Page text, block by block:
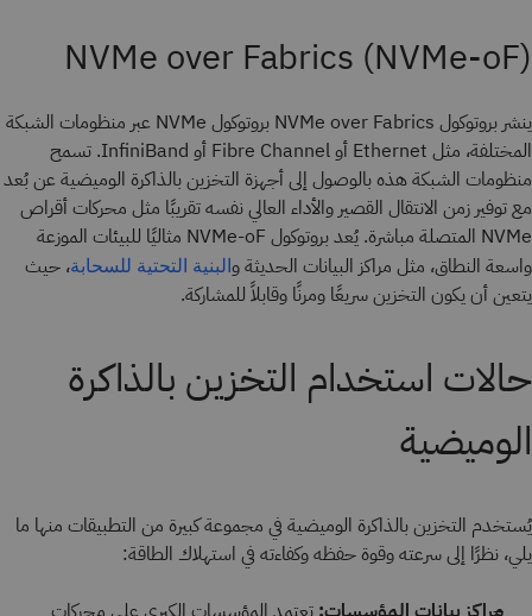
NVMe over Fabrics (NVMe-oF)
ينشر بروتوكول NVMe over Fabrics بروتوكول NVMe عبر منظومات الشبكة
المختلفة، مثل Ethernet أو Fibre Channel أو InfiniBand. تسمح
منظومات الشبكة هذه بالوصول إلى أجهزة التخزين بالذاكرة الوميضية عن بُعد
مع توفير زمن الانتقال القصير والأداء العالي نفسه تقريبًا مثل محركات أقراص
NVMe المتصلة مباشرة. يُعد بروتوكول NVMe-oF مثاليًا للبيئات الموزعة
واسعة النطاق، مثل مراكز البيانات الحديثة والبنية التحتية للسحابة، حيث
يتعين أن يكون التخزين سريعًا ومرنًا وقابلاً للمشاركة.
حالات استخدام التخزين بالذاكرة
الوميضية
يُستخدم التخزين بالذاكرة الوميضية في مجموعة كبيرة من التطبيقات منها ما
يلي، نظرًا إلى سرعته وقوة حفظه وكفاءته في استهلاك الطاقة: